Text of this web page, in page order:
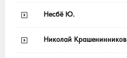
Несбё Ю.
Николай Крашенинников